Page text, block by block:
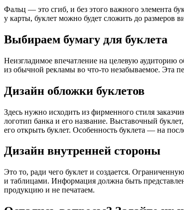
Фальц — это сгиб, и без этого важного элемента
у карты, буклет можно будет сложить до размеров
Выбираем бумагу для буклета
Неизгладимое впечатление на целевую аудиторию
из обычной рекламы во что-то незабываемое. Эта
Дизайн обложки буклетов
Здесь нужно исходить из фирменного стиля
логотип банка и его название. Выставочный
его открыть буклет. Особенность буклета — на
Дизайн внутренней стороны
Это то, ради чего буклет и создается.
и таблицами. Информация должна быть
продукцию и не печатаем.